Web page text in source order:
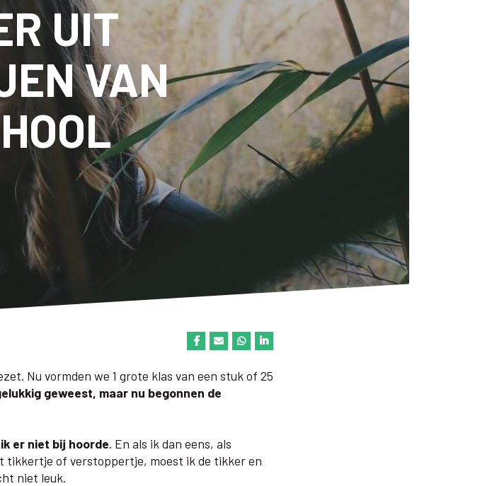
UIT
VAN
Nu vormden we 1 grote klas van een stuk of 25
geweest, maar nu begonnen de
er niet bij hoorde. En als ik dan eens, als
tikkertje of verstoppertje, moest ik de tikker en
niet leuk.